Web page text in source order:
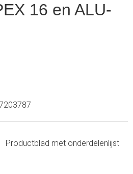
16 en ALU-
Productblad met onderdelenlijst